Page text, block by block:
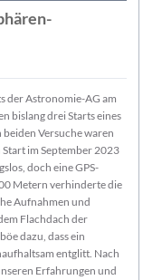
der Astronomie-AG am
bislang drei Starts eines
Versuche waren
im September 2023
doch eine GPS-
Metern verhinderte die
Aufnahmen und
Flachdach der
dazu, dass ein
entglitt. Nach
Erfahrungen und